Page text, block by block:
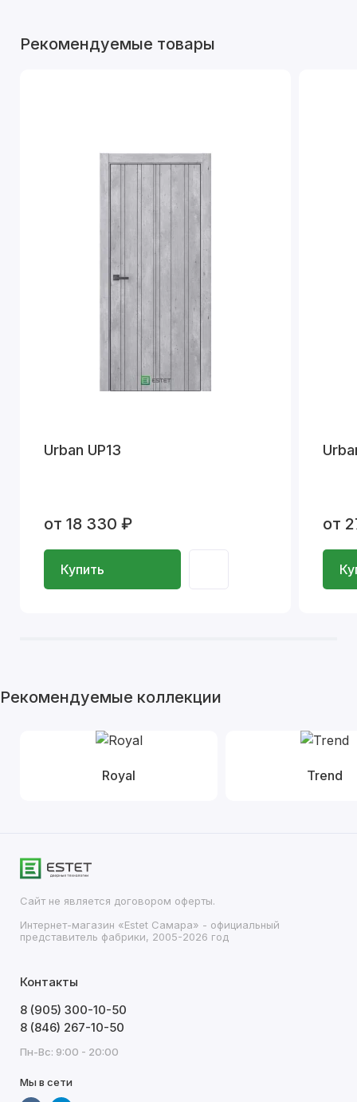
Рекомендуемые товары
Urban UP13
от 18 330 ₽
Купить
от
Рекомендуемые коллекции
Royal Trend
Сайт не является договором оферты.
Интернет-магазин «Estet Самара» - официальный
представитель фабрики, 2005-2026 год
Контакты
8 (905) 300-10-50
8 (846) 267-10-50
Пн-Вс: 9:00 - 20:00
Мы в сети